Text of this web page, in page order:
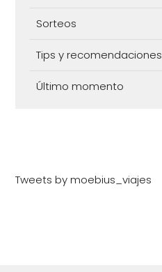
Sorteos
Tips y recomendaciones
Último momento
Tweets by moebius_viajes